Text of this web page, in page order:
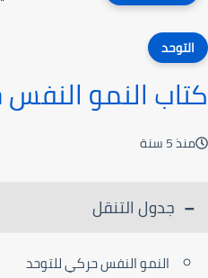
التوحد
كتاب النمو
منذ 5 سنة
جدول التنقل
النمو النفس حركي للتوحد